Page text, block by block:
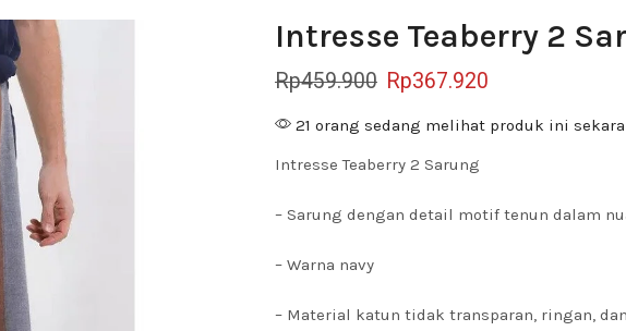
Intresse Teaberry 2
Rp459.900 Rp367.920
21 orang sedang melihat produk ini
Intresse Teaberry 2 Sarung
– Sarung dengan detail motif tenun dalam
– Warna navy
– Material katun tidak transparan, ringan,